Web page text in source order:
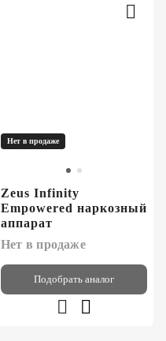
Нет в продаже
Zeus Infinity
Empowered наркозный
аппарат
Нет в продаже
Подобрать аналог